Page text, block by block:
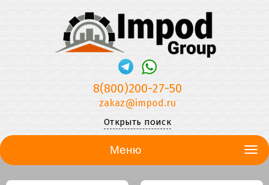
8(800)200-27-50
zakaz@impod.ru
Открыть поиск
Меню